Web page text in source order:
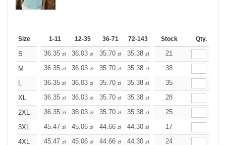
Size 1-11 12-35 36-71 72-143 144-287 288 +
Stock Qty.
S 36.35 zł 36.03 zł 35.70 zł 35.38 zł 35.10
21
M
36.35 zł 36.03 zł 35.70 zł 35.38 zł 35.10
38
L
36.35 zł 36.03 zł 35.70 zł 35.38 zł 35.10
35
XL
36.35 zł 36.03 zł 35.70 zł 35.38 zł 35.10
28
2XL
36.35 zł 36.03 zł 35.70 zł 35.38 zł 35.10
25
3XL
45.47 zł 45.06 zł 44.66 zł 44.30 zł 43.89
17
4XL
45.47 zł 45.06 zł 44.66 zł 44.30 zł 43.89
24